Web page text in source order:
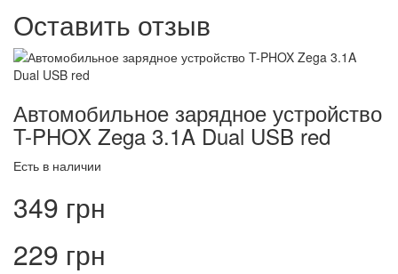
Оставить отзыв
Автомобильное зарядное устройство
T-PHOX Zega 3.1A Dual USB red
Есть в наличии
349 грн
229 грн